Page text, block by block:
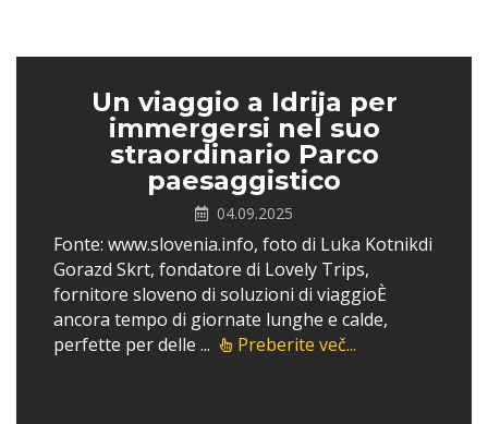
Un viaggio a Idrija per
immergersi nel suo
straordinario Parco
paesaggistico
04.09.2025
Fonte: www.slovenia.info, foto di Luka Kotnikdi
Gorazd Skrt, fondatore di Lovely Trips,
fornitore sloveno di soluzioni di viaggioÈ
ancora tempo di giornate lunghe e calde,
perfette per delle ...
Preberite več...